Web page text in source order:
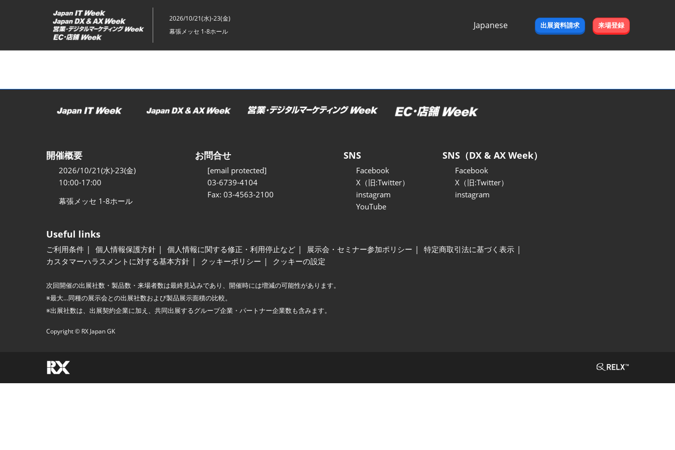
ッ
2026/10/21(水)-23(金)
幕張メッセ 1-8ホール
Japanese
出展資料請求 来場登録
開催概要
2026/10/21(水)-23(金)
10:00-17:00
幕張メッセ 1-8ホール
お問合せ
[email protected]
03-6739-4104
Fax: 03-4563-2100
SNS
Facebook
X（旧:Twitter）
instagram
YouTube
SNS（DX & AX Week）
Facebook
X（旧:Twitter）
instagram
Useful links
ご利用条件 個人情報保護方針 個人情報に関する修正・利用停止など 展示会・セミナー参加ポリシー
特定商取引法に基づく表示
カスタマーハラスメントに対する基本方針
クッキーポリシー クッキーの設定
次回開催の出展社数・製品数・来場者数は最終見込みであり、開催時には増減の可能性があります。
※最大…同種の展示会との出展社数および製品展示面積の比較。
※出展社数は、出展契約企業に加え、共同出展するグループ企業・パートナー企業数も含みます。
Copyright © RX Japan GK